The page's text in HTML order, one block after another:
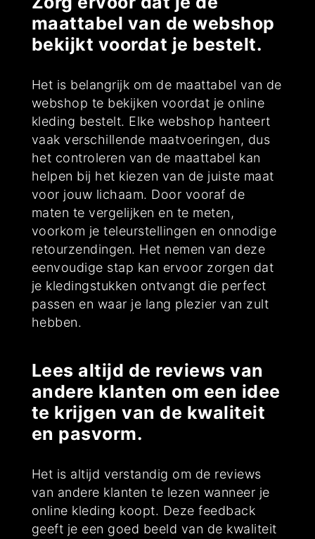
maattabel van de webshop
bekijkt voordat je bestelt.
Het is belangrijk om de maattabel van de
webshop te bekijken voordat je online
kleding bestelt. Elke webshop hanteert
vaak verschillende maatvoeringen, dus
het controleren van de maattabel kan
helpen bij het kiezen van de juiste maat
voor jouw lichaam. Door vooraf de
maten te vergelijken en te meten,
voorkom je teleurstellingen en onnodige
retourzendingen. Het nemen van deze
eenvoudige stap kan ervoor zorgen dat
je kledingstukken ontvangt die perfect
passen en waar je lang plezier van zult
hebben.
Lees altijd de reviews van
andere klanten om een idee
te krijgen van de kwaliteit
en pasvorm.
Het is altijd verstandig om de reviews
van andere klanten te lezen wanneer je
online kleding koopt. Deze feedback
geeft je een goed beeld van de kwaliteit